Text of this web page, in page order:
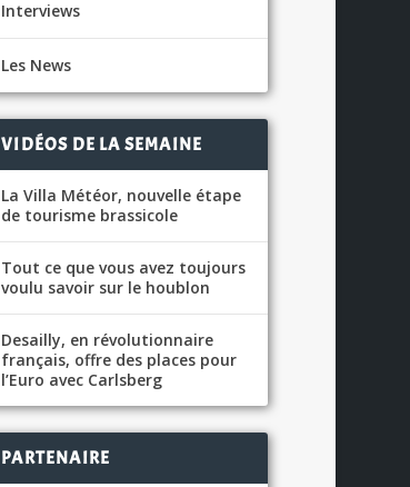
Interviews
Les News
VIDÉOS DE LA SEMAINE
La Villa Météor, nouvelle étape
de tourisme brassicole
Tout ce que vous avez toujours
voulu savoir sur le houblon
Desailly, en révolutionnaire
français, offre des places pour
l’Euro avec Carlsberg
PARTENAIRE